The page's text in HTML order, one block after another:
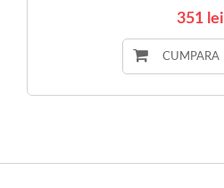
351 lei
CUMPARA